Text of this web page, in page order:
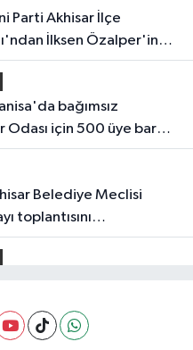
İlksen Özalper'in
tepki
Odası için 500 üye barajı
toplantısını